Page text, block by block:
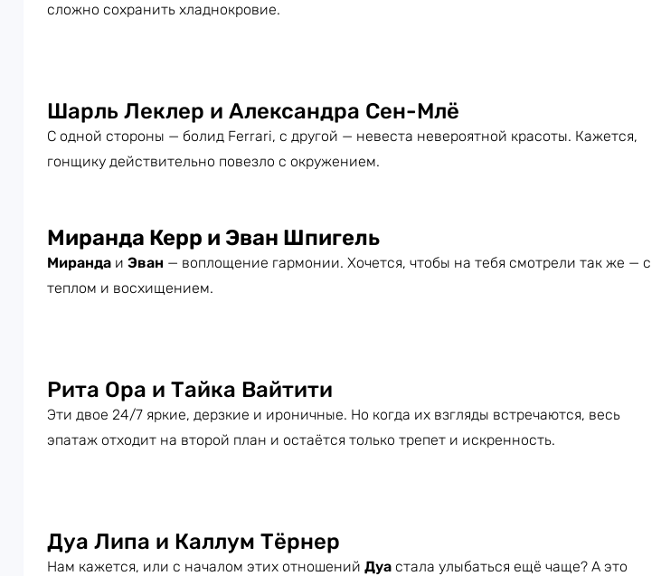
сложно сохранить хладнокровие.
Шарль Леклер и Александра Сен-Млё
С одной стороны — болид Ferrari, с другой — невеста невероятной красоты. Кажется,
гонщику действительно повезло с окружением.
Миранда Керр и Эван Шпигель
Миранда и Эван — воплощение гармонии. Хочется, чтобы на тебя смотрели так же — с
теплом и восхищением.
Рита Ора и Тайка Вайтити
Эти двое 24/7 яркие, дерзкие и ироничные. Но когда их взгляды встречаются, весь
эпатаж отходит на второй план и остаётся только трепет и искренность.
Дуа Липа и Каллум Тёрнер
Нам кажется, или с началом этих отношений Дуа стала улыбаться ещё чаще? А это